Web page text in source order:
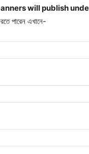
will publish
পারেন এখানে-